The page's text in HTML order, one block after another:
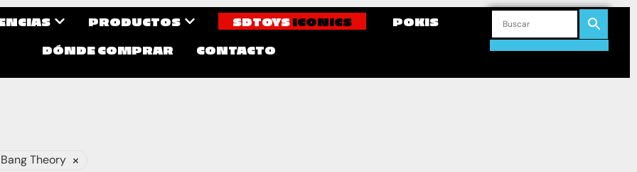
PRODUCTOS SDTOYS ICONICS
POKIS
DÓNDE COMPRAR
CONTACTO
Theory ×